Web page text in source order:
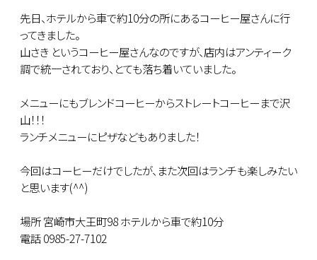
先日、ホテルから車で約10分の所にあるコーヒー屋さんに行
ってきました。
山さき というコーヒー屋さんなのですが、店内はアンティーク
調で統一されており、とても落ち着いていました。
メニューにもブレンドコーヒーからストレートコーヒーまで沢
山！！！
ランチメニューにピザなどもありました！
今回はコーヒーだけでしたが、また次回はランチも楽しみたい
と思います(^^)
場所 宮崎市大王町98 ホテルから車で約10分
電話 0985-27-7102